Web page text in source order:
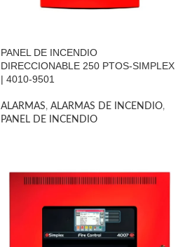
PANEL DE INCENDIO
DIRECCIONABLE 250 PTOS-SIMPLEX
| 4010-9501
ALARMAS, ALARMAS DE INCENDIO,
PANEL DE INCENDIO